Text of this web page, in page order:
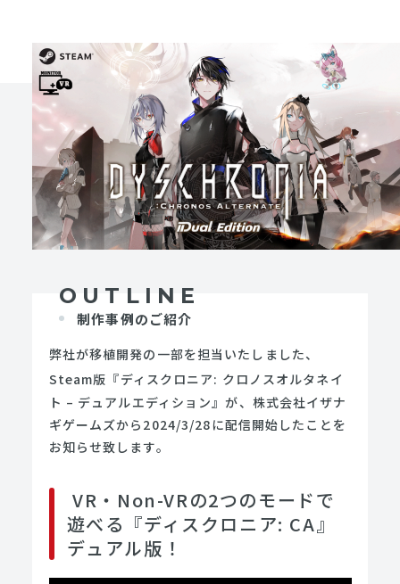
OUTLINE
制作事例のご紹介
弊社が移植開発の一部を担当いたしました、
Steam版 『ディスクロニア: クロノスオルタネイ
ト – デュアルエディション』が、株式会社イザナ
ギゲームズから2024/3/28に配信開始したことを
お知らせ致します。
VR・Non-VRの2つのモードで
遊べる『ディスクロニア: CA』
デュアル版！